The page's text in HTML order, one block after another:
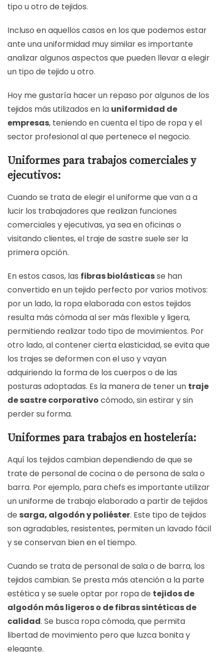
tipo u otro de tejidos.
Incluso en aquellos casos en los que podemos estar
ante una uniformidad muy similar es importante
analizar algunos aspectos que pueden llevar a elegir
un tipo de tejido u otro.
Hoy me gustaría hacer un repaso por algunos de los
tejidos más utilizados en la uniformidad de
empresas, teniendo en cuenta el tipo de ropa y el
sector profesional al que pertenece el negocio.
Uniformes para trabajos comerciales y
ejecutivos:
Cuando se trata de elegir el uniforme que van a a
lucir los trabajadores que realizan funciones
comerciales y ejecutivas, ya sea en oficinas o
visitando clientes, el traje de sastre suele ser la
primera opción.
En estos casos, las fibras biolásticasse han
convertido en un tejido perfecto por varios motivos:
por un lado, la ropa elaborada con estos tejidos
resulta más cómoda al ser más flexible y ligera,
permitiendo realizar todo tipo de movimientos. Por
otro lado, al contener cierta elasticidad, se evita que
los trajes se deformen con el uso y vayan
adquiriendo la forma de los cuerpos o de las
posturas adoptadas. Es la manera de tener un traje
de sastre corporativo cómodo, sin estirar y sin
perder su forma.
Uniformes para trabajos en hostelería:
Aquí los tejidos cambian dependiendo de que se
trate de personal de cocina o de persona de sala o
barra. Por ejemplo, para chefs es importante utilizar
un uniforme de trabajo elaborado a partir de tejidos
de sarga, algodón y poliéster. Este tipo de tejidos
son agradables, resistentes, permiten un lavado fácil
y se conservan bien en el tiempo.
Cuando se trata de personal de sala o de barra, los
tejidos cambian. Se presta más atención a la parte
estética y se suele optar por ropa de tejidos de
algodón más ligeros o de fibras sintéticas de
calidad. Se busca ropa cómoda, que permita
libertad de movimiento pero que luzca bonita y
elegante.